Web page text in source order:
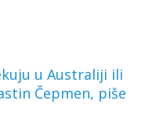
u Australiji ili
Čepmen, piše